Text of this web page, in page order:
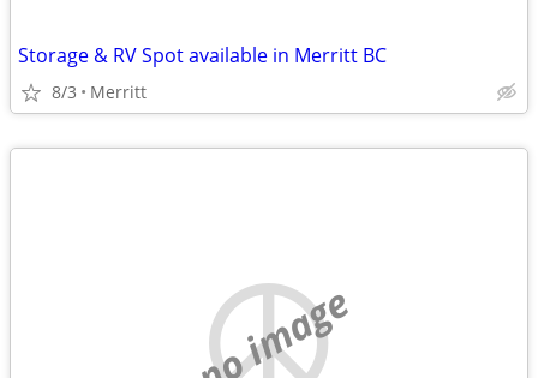
Storage & RV Spot available in Merritt BC
8/3 Merritt
no image